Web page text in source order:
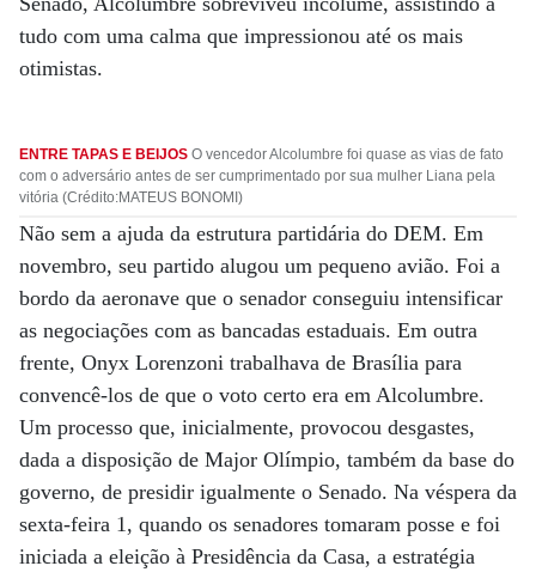
tudo com uma calma que impressionou até os mais
otimistas.
ENTRE TAPAS E BEIJOS O vencedor Alcolumbre foi quase as vias de fato
com o adversário antes de ser cumprimentado por sua mulher Liana pela
vitória (Crédito:MATEUS BONOMI)
Não sem a ajuda da estrutura partidária do DEM. Em
novembro, seu partido alugou um pequeno avião. Foi a
bordo da aeronave que o senador conseguiu intensificar
as negociações com as bancadas estaduais. Em outra
frente, Onyx Lorenzoni trabalhava de Brasília para
convencê-los de que o voto certo era em Alcolumbre.
Um processo que, inicialmente, provocou desgastes,
dada a disposição de Major Olímpio, também da base do
governo, de presidir igualmente o Senado. Na véspera da
sexta-feira 1, quando os senadores tomaram posse e foi
iniciada a eleição à Presidência da Casa, a estratégia